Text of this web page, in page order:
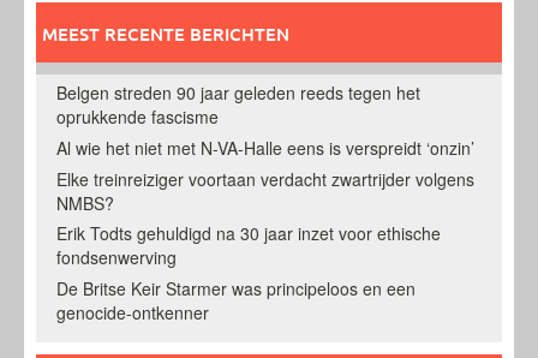
MEEST RECENTE BERICHTEN
Belgen streden 90 jaar geleden reeds tegen het
oprukkende fascisme
Al wie het niet met N-VA-Halle eens is verspreidt ‘onzin’
Elke treinreiziger voortaan verdacht zwartrijder volgens
NMBS?
Erik Todts gehuldigd na 30 jaar inzet voor ethische
fondsenwerving
De Britse Keir Starmer was principeloos en een
genocide-ontkenner